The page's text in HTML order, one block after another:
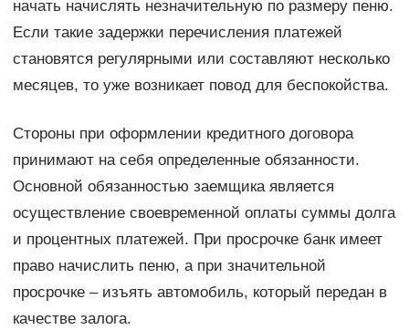
начать начислять незначительную по размеру пеню.
Если такие задержки перечисления платежей
становятся регулярными или составляют несколько
месяцев, то уже возникает повод для беспокойства.
Стороны при оформлении кредитного договора
принимают на себя определенные обязанности.
Основной обязанностью заемщика является
осуществление своевременной оплаты суммы долга
и процентных платежей. При просрочке банк имеет
право начислить пеню, а при значительной
просрочке – изъять автомобиль, который передан в
качестве залога.